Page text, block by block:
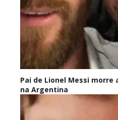
Pai de Lionel Messi morre
na Argentina